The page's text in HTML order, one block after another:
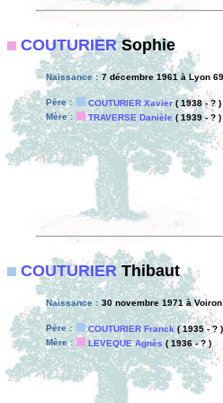
COUTURIERSophie
Naissance : 7 décembre 1961 à Lyon 69
Père : COUTURIER Xavier( 1938 - ? )
Mère :
TRAVERSE Danièle( 1939 - ? )
COUTURIERThibaut
Naissance : 30 novembre 1971 à
Père : COUTURIER Franck ( 1935 - ? )
Mère :
LEVEQUE Agnès ( 1936 - ? )